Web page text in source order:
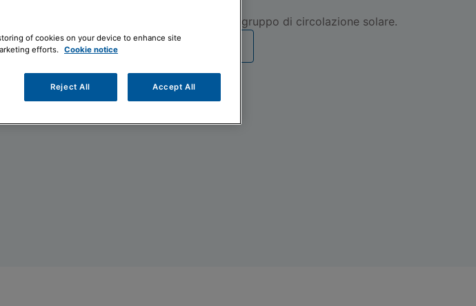
Bollitori per acqua calda sanitaria con gruppo di circolazione solare.
Contattaci Documentazione
of cookies on your device to enhance site
efforts. Cookie notice
Reject All Accept All